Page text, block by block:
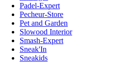
Padel-Expert
Pecheur-Store
Pet and Garden
Slowood Interior
Smash-Expert
Sneak'In
Sneakids